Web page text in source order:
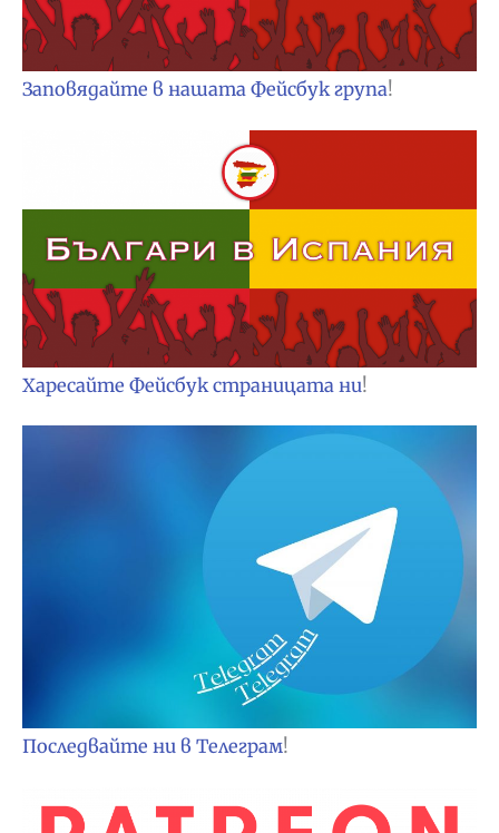
Заповядайте в нашата Фейсбук група!
Харесайте Фейсбук страницата ни!
Последвайте ни в Телеграм!